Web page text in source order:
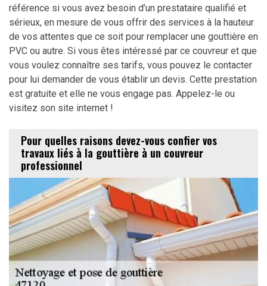
référence si vous avez besoin d’un prestataire qualifié et
sérieux, en mesure de vous offrir des services à la hauteur
de vos attentes que ce soit pour remplacer une gouttière en
PVC ou autre. Si vous êtes intéressé par ce couvreur et que
vous voulez connaître ses tarifs, vous pouvez le contacter
pour lui demander de vous établir un devis. Cette prestation
est gratuite et elle ne vous engage pas. Appelez-le ou
visitez son site internet !
Pour quelles raisons devez-vous confier vos
travaux liés à la gouttière à un couvreur
professionnel